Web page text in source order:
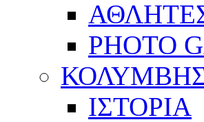
PHOTO
ΙΣΤΟΡΙΑ